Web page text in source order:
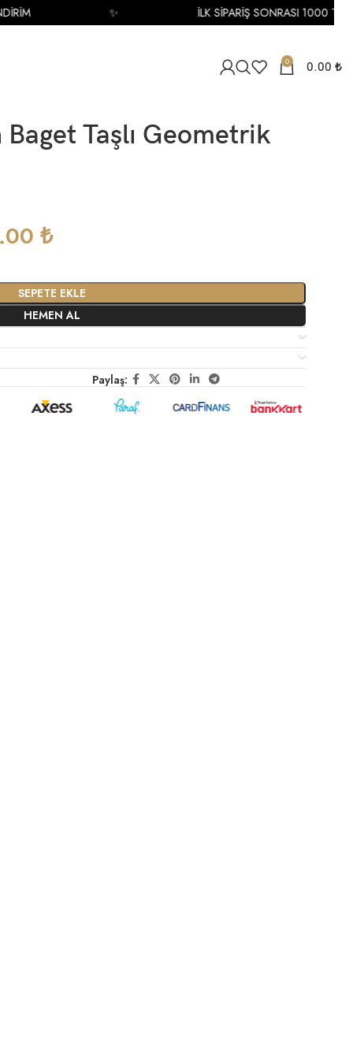
0 0.00 ₺
Baget Taşlı Geometrik
₺
SEPETE EKLE
HEMEN AL
Paylaş:
İLK SİPARİŞ SONRASI 1000 TL